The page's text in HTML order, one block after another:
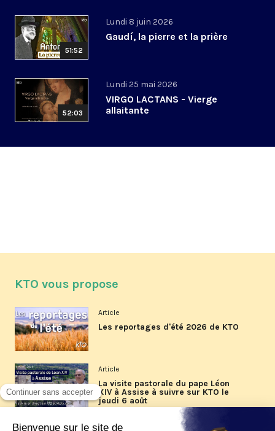
51:52
Lundi 8 juin 2026
Gaudí, la pierre et la prière
52:03
Lundi 25 mai 2026
VIRGO LACTANS - Vierge
allaitante
KTO vous propose
Article
Les reportages d'été 2026 de KTO
Article
La visite pastorale du pape Léon
XIV à Assise à suivre sur KTO le
jeudi 6 août
Article